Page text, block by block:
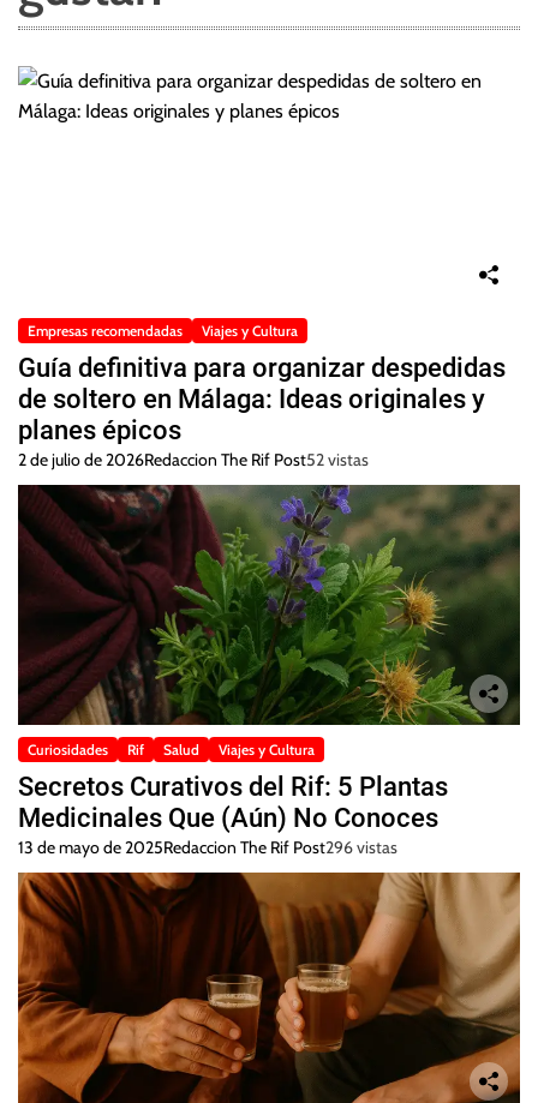
Empresas recomendadas Viajes y Cultura
Guía definitiva para organizar despedidas
de soltero en Málaga: Ideas originales y
planes épicos
2 de julio de 2026Redaccion The Rif Post52 vistas
Curiosidades Rif Salud Viajes y Cultura
Secretos Curativos del Rif: 5 Plantas
Medicinales Que (Aún) No Conoces
13 de mayo de 2025Redaccion The Rif Post296 vistas